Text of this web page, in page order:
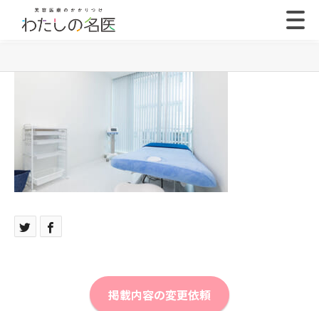
掲載内容の変更依頼